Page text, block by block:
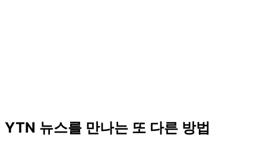
YTN 뉴스를 만나는 또 다른 방법